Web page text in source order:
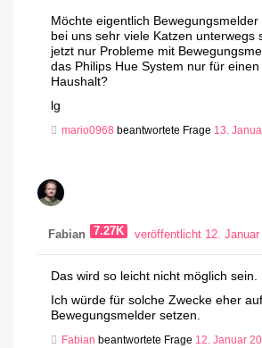
Möchte eigentlich
bei uns sehr viele Katzen unterwegs
jetzt nur Probleme mit
das Philips Hue System nur für
Haushalt?
lg
mario0968 beantwortete Frage 13.
Fabian 7.27K
veröffentlicht 12. Januar
Das wird so leicht nicht möglich sein.
Ich würde für solche Zwecke eher
Bewegungsmelder setzen.
Fabian beantwortete Frage 12. Januar